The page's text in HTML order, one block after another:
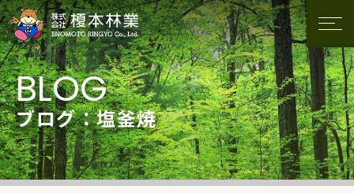
ブログ：塩釜焼